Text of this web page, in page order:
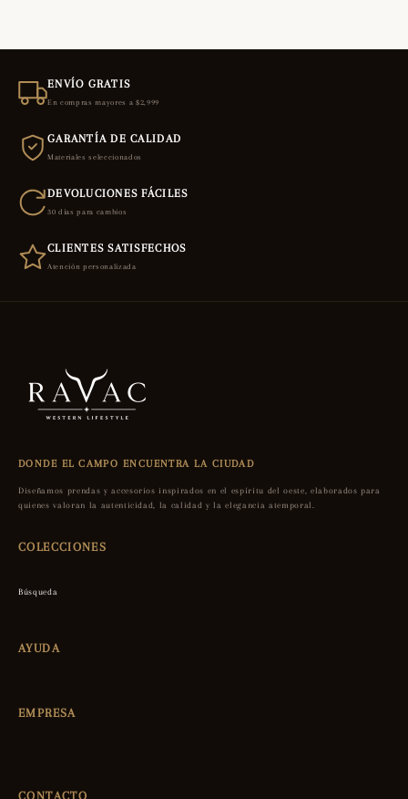
ENVÍO GRATIS
En compras mayores a $2,999
GARANTÍA DE CALIDAD
Materiales seleccionados
DEVOLUCIONES FÁCILES
30 días para cambios
CLIENTES SATISFECHOS
Atención personalizada
DONDE EL CAMPO ENCUENTRA LA CIUDAD
Diseñamos prendas y accesorios inspirados en el espíritu del oeste, elaborados para
quienes valoran la autenticidad, la calidad y la elegancia atemporal.
COLECCIONES
Búsqueda
AYUDA
EMPRESA
CONTACTO